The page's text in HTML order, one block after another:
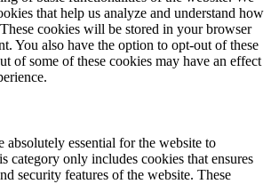
that help us analyze and understand how
cookies will be stored in your browser
You also have the option to opt-out of these
of some of these cookies may have an effect
absolutely essential for the website to
category only includes cookies that ensures
security features of the website. These